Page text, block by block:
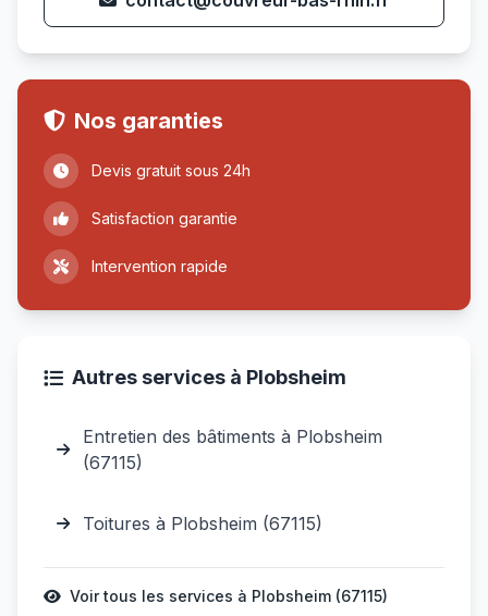
Nos garanties
Devis gratuit sous 24h
Satisfaction garantie
Intervention rapide
Autres services à Plobsheim
Entretien des bâtiments à Plobsheim
(67115)
Toitures à Plobsheim (67115)
Voir tous les services à Plobsheim (67115)